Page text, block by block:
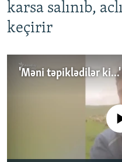
karsa salınıb,
keçirir
No media